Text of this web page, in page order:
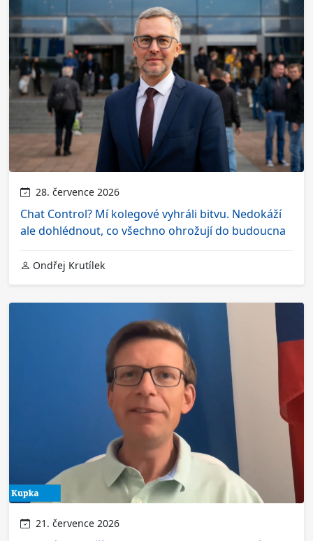
28. července 2026
Chat Control? Mí kolegové vyhráli bitvu. Nedokáží
ale dohlédnout, co všechno ohrožují do budoucna
Ondřej Krutílek
21. července 2026